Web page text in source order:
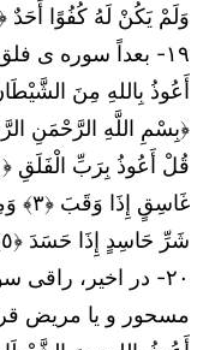
وَلَمْ یَکُنْ لَهُ کُفُوًا أَحَدٌ
۱۹- بعداً سوره ی فلق راسه بار قرائت کند:
أَعُوذُ بِاللهِ مِنَ
﴿بِسْمِ اللَّهِ الرَّحْمَنِ
شَرِّ حَاسِدٍ إِذَا حَسَدَ ﴿٥﴾
۲۰- در اخیر،
مسحور و یا مریض